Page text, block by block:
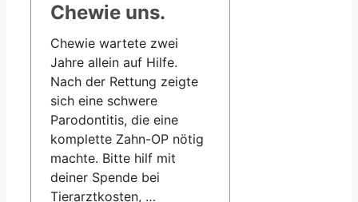
Chewie uns.
Chewie wartete zwei
Jahre allein auf Hilfe.
Nach der Rettung zeigte
sich eine schwere
Parodontitis, die eine
komplette Zahn-OP nötig
machte. Bitte hilf mit
deiner Spende bei
Tierarztkosten, …